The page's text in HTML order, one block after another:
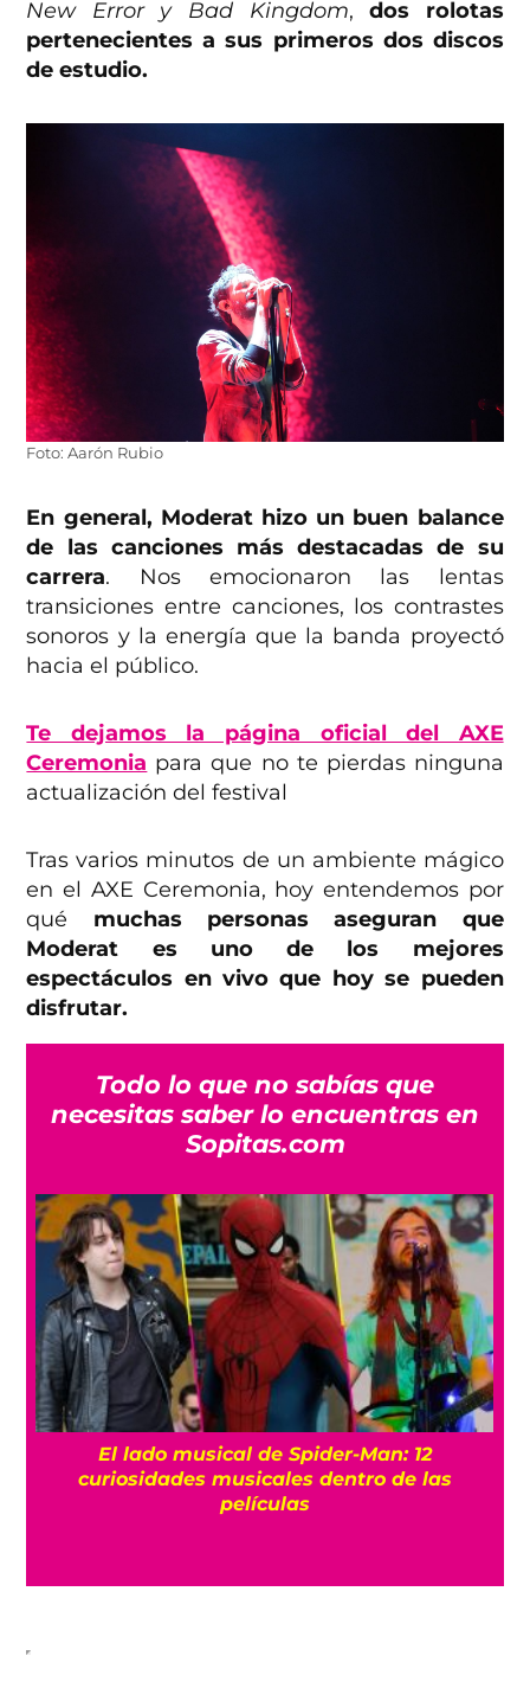
New Error y Bad Kingdom,dos rolotas
pertenecientes a sus primeros dos discos
de estudio.
Foto: Aarón Rubio
En general, Moderat hizo un buen balance
de las canciones más destacadas de su
carrera. Nos emocionaron las lentas
transiciones entre canciones, los contrastes
sonoros y la energía que la banda proyectó
hacia el público.
Te dejamos la página oficial del AXE
Ceremonia para que no te pierdas ninguna
actualización del festival
Tras varios minutos de un ambiente mágico
en el AXE Ceremonia, hoy entendemos por
qué muchas personas aseguran que
Moderat es uno de los mejores
espectáculos en vivo que hoy se pueden
disfrutar.
Todo lo que no sabías que
necesitas saber lo encuentras en
Sopitas.com
El lado musical de Spider-Man: 12
curiosidades musicales dentro de las
películas